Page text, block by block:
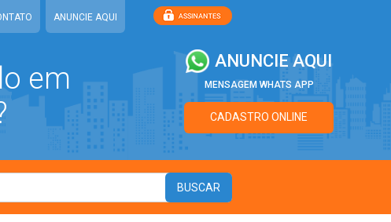
ANUNCIE AQUI
em
ANUNCIE AQUI
MENSAGEM WHATS APP
CADASTRO ONLINE